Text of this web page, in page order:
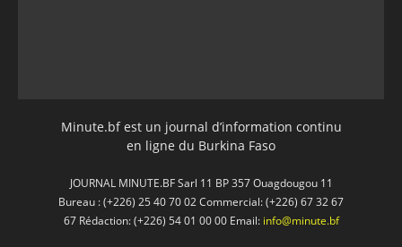
Minute.bf est un journal d’information continu
en ligne du Burkina Faso
JOURNAL MINUTE.BF Sarl 11 BP 357 Ouagdougou 11
Bureau : (+226) 25 40 70 02 Commercial: (+226) 67 32 67
67 Rédaction: (+226) 54 01 00 00 Email: info@minute.bf